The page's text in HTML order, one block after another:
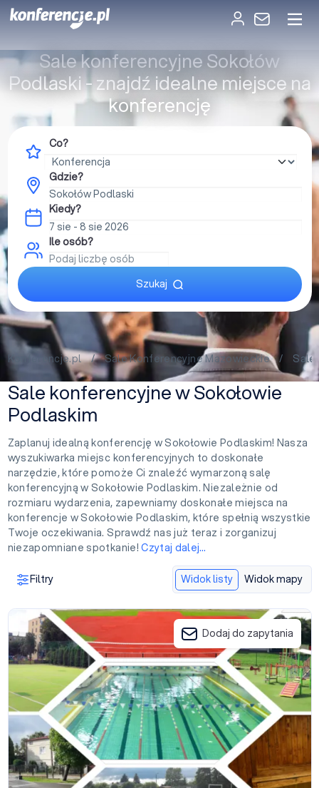
Sale konferencyjne Sokołów
Podlaski - znajdź idealne miejsce na
konferencję
Co?
Gdzie?
Kiedy?
Ile osób?
Szukaj
Konferencje.pl/Sale Konferencyjne Mazowieckie/ Sale
Sale konferencyjne w Sokołowie
Podlaskim
Zaplanuj idealną konferencję w Sokołowie Podlaskim! Nasza
wyszukiwarka miejsc konferencyjnych to doskonałe
narzędzie, które pomoże Ci znaleźć wymarzoną salę
konferencyjną w Sokołowie Podlaskim. Niezależnie od
rozmiaru wydarzenia, zapewniamy doskonałe miejsca na
konferencje w Sokołowie Podlaskim, które spełnią wszystkie
Twoje oczekiwania. Sprawdź nas już teraz i zorganizuj
niezapomniane spotkanie!Czytaj dalej…
Filtry Widok listy Widok mapy
Ośrodek Sportu i Rekreacji w Sokołowie Podlaskim
Dodaj do zapytania